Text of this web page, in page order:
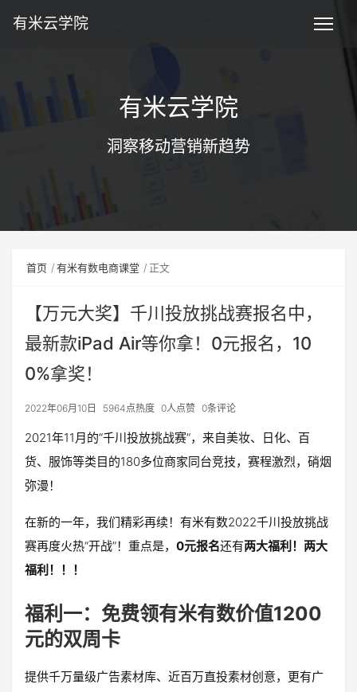
有米云学院
有米云学院
洞察移动营销新趋势
首页 有米有数电商课堂 正文
【万元大奖】千川投放挑战赛报名中，
最新款iPad Air等你拿！0元报名，10
0%拿奖！
2022年06月10日 5964点热度 0人点赞 0条评论
2021年11月的“千川投放挑战赛”，来自美妆、日化、百
货、服饰等类目的180多位商家同台竞技，赛程激烈，硝烟
弥漫！
在新的一年，我们精彩再续！有米有数2022千川投放挑战
赛再度火热“开战”！重点是， 0元报名还有两大福利！两大
福利！！！
福利一：免费领有米有数价值1200
元的双周卡
提供千万量级广告素材库、近百万直投素材创意，更有广